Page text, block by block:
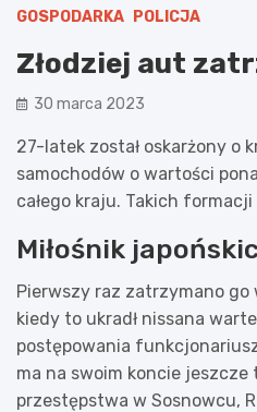
GOSPODARKA POLICJA
Złodziej aut
30 marca 2023
27-latek został oskarżony o
samochodów o wartości
całego kraju. Takich
Miłośnik
Pierwszy raz zatrzymano
kiedy to ukradł nissana
postępowania
ma na swoim koncie jeszcze
przestępstwa w Sosnowcu,